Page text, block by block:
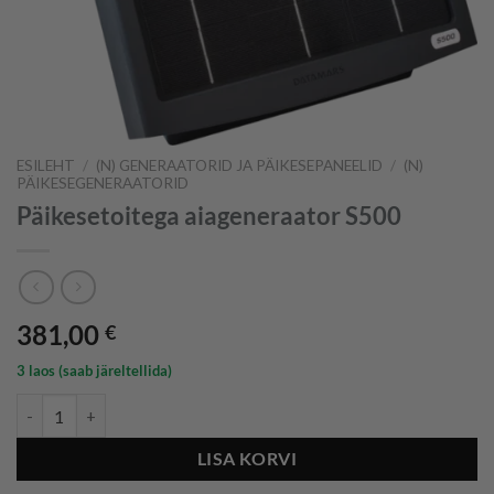
ESILEHT / (N) GENERAATORID JA PÄIKESEPANEELID / (N)
PÄIKESEGENERAATORID
Päikesetoitega aiageneraator S500
381,00 €
3 laos (saab järeltellida)
LISA KORVI